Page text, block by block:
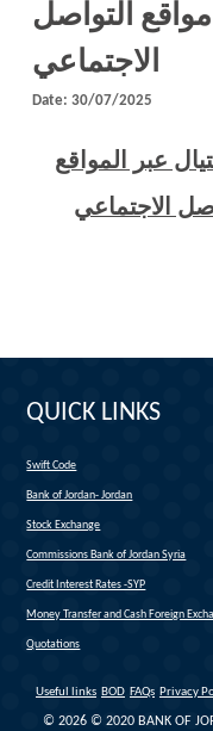
مواقع التواصل
الاجتماعي
Date: 30/07/2025
عبر المواقع
الاجتماعي
QUICK LINKS
Swift Code
Bank of Jordan- Jordan
Stock Exchange
Commissions Bank of Jordan Syria
Credit Interest Rates -SYP
Money Transfer and Cash Foreign
Quotations
Useful links BOD FAQs Privacy
© 2026 © 2020 BANK OF